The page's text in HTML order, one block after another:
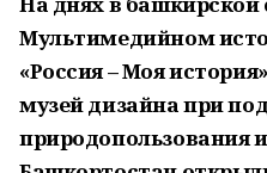
Мультимедийном
«Россия – Моя
музей дизайна при
природопользования